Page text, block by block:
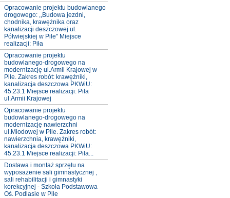
Opracowanie projektu budowlanego
drogowego: ,,Budowa jezdni,
chodnika, krawężnika oraz
kanalizacji deszczowej ul.
Półwiejskiej w Pile" Miejsce
realizacji: Piła
Opracowanie projektu
budowlanego-drogowego na
modernizację ul.Armii Krajowej w
Pile. Zakres robót: krawężniki,
kanalizacja deszczowa PKWiU:
45.23.1 Miejsce realizacji: Piła
ul.Armii Krajowej
Opracowanie projektu
budowlanego-drogowego na
modernizację nawierzchni
ul.Miodowej w Pile. Zakres robót:
nawierzchnia, krawężniki,
kanalizacja deszczowa PKWiU:
45.23.1 Miejsce realizacji: Piła...
Dostawa i montaż sprzętu na
wyposażenie sali gimnastycznej ,
sali rehabilitacji i gimnastyki
korekcyjnej - Szkoła Podstawowa
Oś. Podlasie w Pile